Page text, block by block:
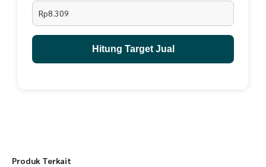
Rp8.309
Hitung Target Jual
Produk Terkait